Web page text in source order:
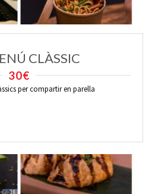
CLÀSSIC
30€
per compartir en parella